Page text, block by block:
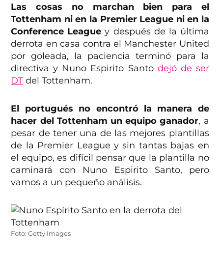
Las cosas no marchan bien para el
Tottenham ni en la Premier League ni en la
Conference League y después de la última
derrota en casa contra el Manchester United
por goleada, la paciencia terminó para la
directiva y Nuno Espirito Santodejó de ser
DTdel Tottenham.
El portugués no encontró la manera de
hacer del Tottenham un equipo ganador, a
pesar de tener una de las mejores plantillas
de la Premier League y sin tantas bajas en
el equipo, es difícil pensar que la plantilla no
caminará con Nuno Espirito Santo, pero
vamos a un pequeño análisis.
Foto: Getty Images